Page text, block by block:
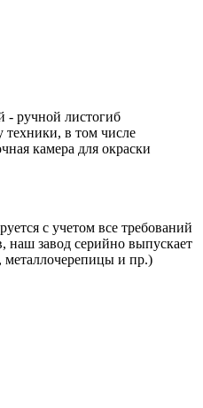
- ручной листогиб
в том числе
камера для окраски
с учетом все требований
наш завод серийно выпускает
металлочерепицы и пр.)